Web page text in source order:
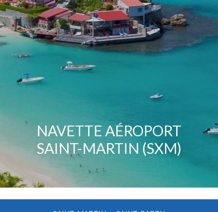
NAVETTE AÉROPORT
SAINT-MARTIN (SXM)